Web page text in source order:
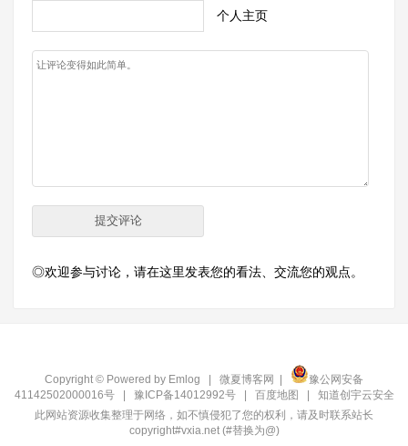
个人主页
◎欢迎参与讨论，请在这里发表您的看法、交流您的观点。
Copyright © Powered by Emlog | 微夏博客网 |
豫公网安备
41142502000016号| 豫ICP备14012992号 | 百度地图 | 知道创宇云安全
此网站资源收集整理于网络，如不慎侵犯了您的权利，请及时联系站长
copyright#vxia.net (#替换为@)‍